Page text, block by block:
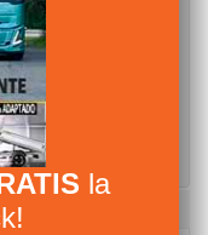
la